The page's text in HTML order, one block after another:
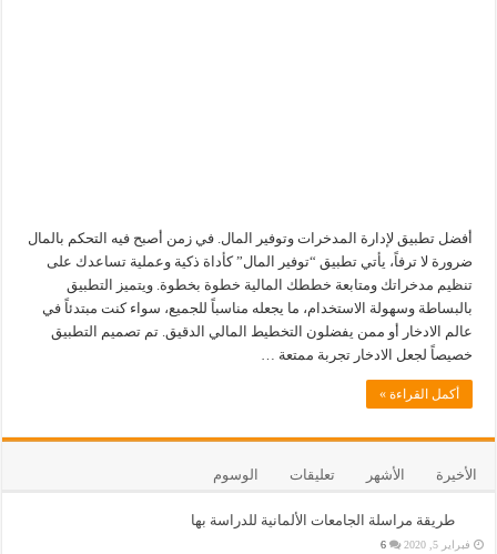
أفضل تطبيق لإدارة المدخرات وتوفير المال. في زمن أصبح فيه التحكم بالمال
ضرورة لا ترفاً، يأتي تطبيق “توفير المال” كأداة ذكية وعملية تساعدك على
تنظيم مدخراتك ومتابعة خططك المالية خطوة بخطوة. ويتميز التطبيق
بالبساطة وسهولة الاستخدام، ما يجعله مناسباً للجميع، سواء كنت مبتدئاً في
عالم الادخار أو ممن يفضلون التخطيط المالي الدقيق. تم تصميم التطبيق
خصيصاً لجعل الادخار تجربة ممتعة …
أكمل القراءة »
الأخيرة الأشهر تعليقات الوسوم
طريقة مراسلة الجامعات الألمانية للدراسة بها
فبراير 5, 2020 6